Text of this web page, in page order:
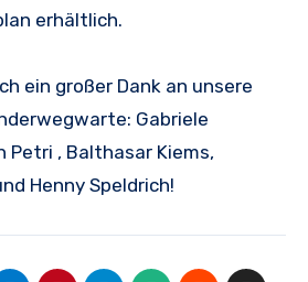
erhältlich.
ein großer Dank an unsere
Gabriele
Petri , Balthasar Kiems,
Henny Speldrich!